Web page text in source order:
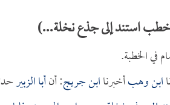
استند إلى جذع نخلة...)
في الخطبة.
ابن وهبأخبرناابن جريج: أنأبا الزبير